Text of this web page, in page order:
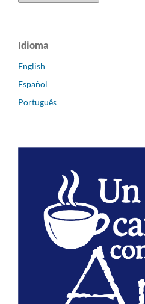
Idioma
English
Español
Português